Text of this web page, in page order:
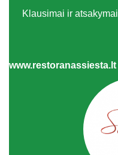
Klausimai ir atsakymai
www.restoranassiesta.lt